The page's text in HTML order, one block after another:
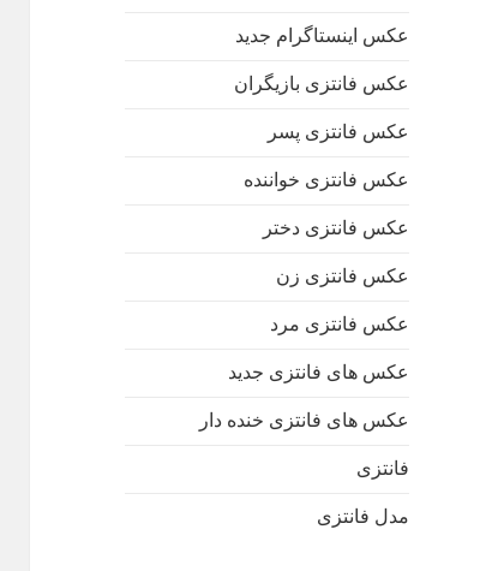
عکس اینستاگرام جدید
عکس فانتزی بازیگران
عکس فانتزی پسر
عکس فانتزی خواننده
عکس فانتزی دختر
عکس فانتزی زن
عکس فانتزی مرد
عکس های فانتزی جدید
عکس های فانتزی خنده دار
فانتزی
مدل فانتزی